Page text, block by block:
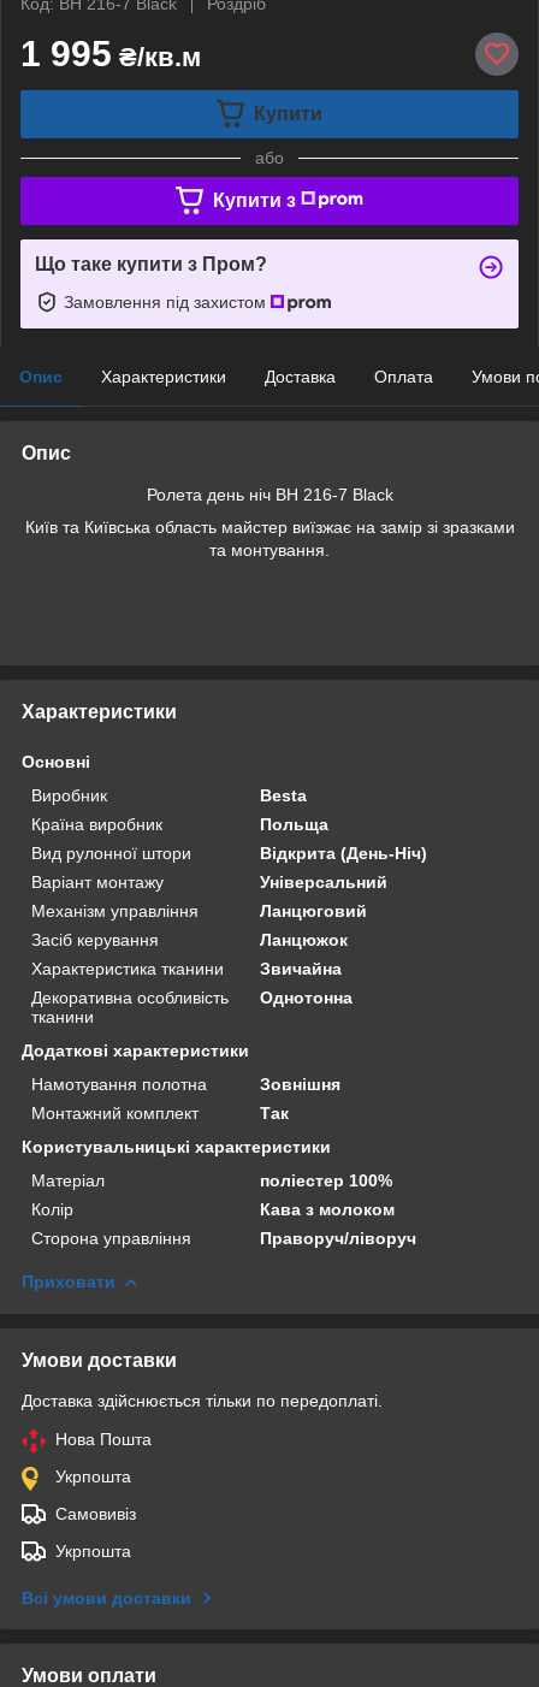
1 995 ₴/кв.м
Купити
або
Купити з
Що таке купити з Пром?
Замовлення під захистом
Опис Характеристики Доставка Оплата Умови
Опис
Ролета день ніч BH 216-7 Black
Київ та Київська область майстер виїзжає на замір зі зразками
та монтування.
Характеристики
Основні
Виробник
Besta
Країна виробник
Польща
Вид рулонної штори
Відкрита (День-Ніч)
Варіант монтажу
Універсальний
Механізм управління
Ланцюговий
Засіб керування
Ланцюжок
Характеристика тканини
Звичайна
Декоративна особливість
тканини
Однотонна
Додаткові характеристики
Намотування полотна
Зовнішня
Монтажний комплект
Так
Користувальницькі характеристики
Матеріал
поліестер 100%
Колір
Кава з молоком
Сторона управління
Праворуч/ліворуч
Приховати
Умови доставки
Доставка здійснюється тільки по передоплаті.
Нова Пошта
Укрпошта
Самовивіз
Укрпошта
Всі умови доставки
Умови оплати